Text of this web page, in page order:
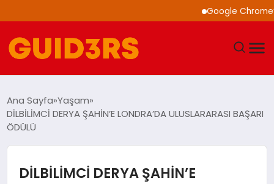
Google Chrome’a
YAŞAM
Ana Sayfa Yaşam
DİLBİLİMCİ DERYA ŞAHİN’E LONDRA’DA ULUSLARARASI BAŞARI
ÖDÜLÜ
DİLBİLİMCİ DERYA ŞAHİN’E